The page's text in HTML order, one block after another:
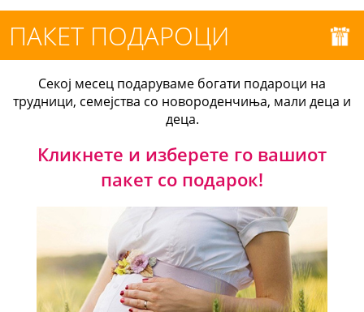
ПАКЕТ ПОДАРОЦИ
Секој месец подаруваме богати подароци на
трудници, семејства со новороденчиња, мали деца и
деца.
Кликнете и изберете го вашиот
пакет со подарок!